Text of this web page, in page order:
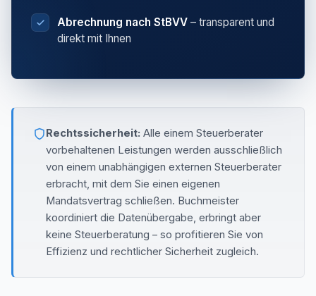
Abrechnung nach StBVV – transparent und
direkt mit Ihnen
Rechtssicherheit: Alle einem Steuerberater
vorbehaltenen Leistungen werden ausschließlich
von einem unabhängigen externen Steuerberater
erbracht, mit dem Sie einen eigenen
Mandatsvertrag schließen. Buchmeister
koordiniert die Datenübergabe, erbringt aber
keine Steuerberatung – so profitieren Sie von
Effizienz und rechtlicher Sicherheit zugleich.